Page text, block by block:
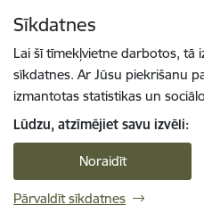
Sīkdatnes
Lai šī tīmekļvietne darbotos, tā
sīkdatnes. Ar Jūsu piekrišanu
izmantotas statistikas un
Lūdzu, atzīmējiet savu izvēli:
Noraidīt
Pārvaldīt sīkdatnes